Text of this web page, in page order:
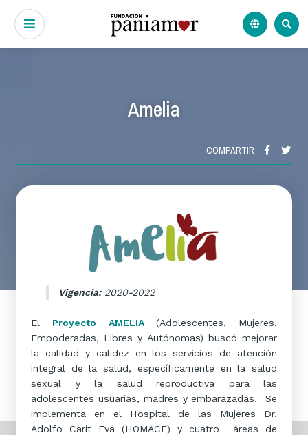
Amelia
COMPARTIR
Vigencia:2020-2022
El Proyecto AMELIA
(Adolescentes, Mujeres,
Empoderadas, Libres y Autónomas) buscó mejorar
la calidad y calidez en los servicios de atención
integral de la salud, específicamente en la salud
sexual y la salud reproductiva para las
adolescentes usuarias, madres y embarazadas. Se
implementa en el Hospital de las Mujeres Dr.
Adolfo Carit Eva (HOMACE) y cuatro áreas de